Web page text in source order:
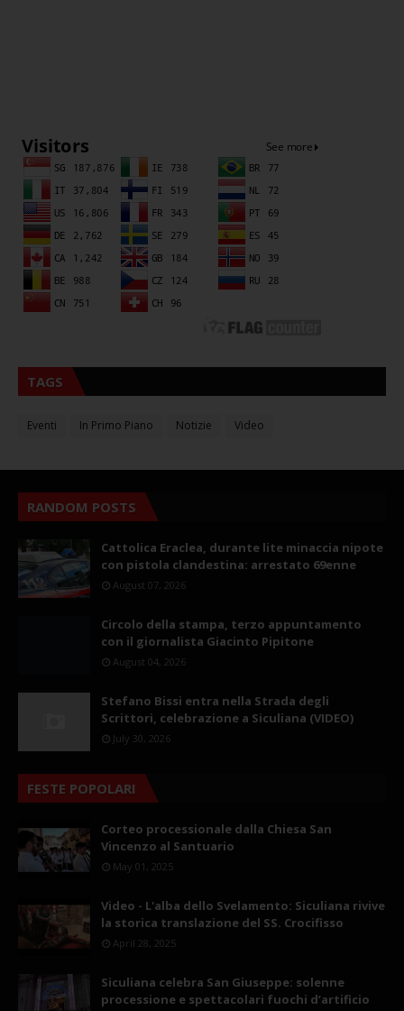
TAGS
Eventi In Primo Piano Notizie Video
RANDOM POSTS
Cattolica Eraclea, durante lite minaccia nipote
con pistola clandestina: arrestato 69enne
August 07, 2026
Circolo della stampa, terzo appuntamento
con il giornalista Giacinto Pipitone
August 04, 2026
Stefano Bissi entra nella Strada degli
Scrittori, celebrazione a Siculiana (VIDEO)
July 30, 2026
FESTE POPOLARI
Corteo processionale dalla Chiesa San
Vincenzo al Santuario
May 01, 2025
Video - L'alba dello Svelamento: Siculiana rivive
la storica translazione del SS. Crocifisso
April 28, 2025
Siculiana celebra San Giuseppe: solenne
processione e spettacolari fuochi d’artificio